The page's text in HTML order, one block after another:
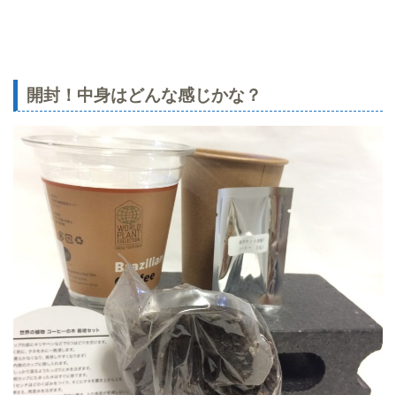
開封！中身はどんな感じかな？